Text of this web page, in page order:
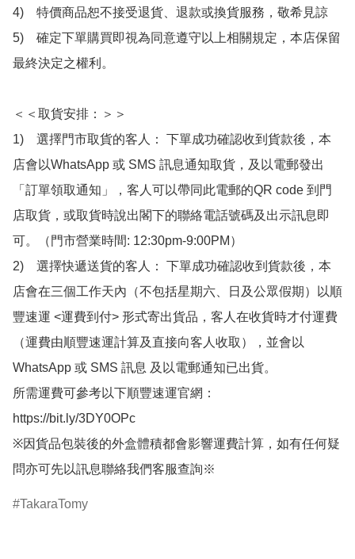
4)　特價商品恕不接受退貨、退款或換貨服務，敬希見諒
5)　確定下單購買即視為同意遵守以上相關規定，本店保留
最終決定之權利。
＜＜取貨安排：＞＞
1)　選擇門市取貨的客人： 下單成功確認收到貨款後，本
店會以WhatsApp 或 SMS 訊息通知取貨，及以電郵發出
「訂單領取通知」，客人可以帶同此電郵的QR code 到門
店取貨，或取貨時說出閣下的聯絡電話號碼及出示訊息即
可。（門市營業時間: 12:30pm-9:00PM）
2)　選擇快遞送貨的客人： 下單成功確認收到貨款後，本
店會在三個工作天內（不包括星期六、日及公眾假期）以順
豐速運 <運費到付> 形式寄出貨品，客人在收貨時才付運費
（運費由順豐速運計算及直接向客人收取），並會以
WhatsApp 或 SMS 訊息 及以電郵通知已出貨。
所需運費可參考以下順豐速運官網：
https://bit.ly/3DY0OPc
※因貨品包裝後的外盒體積都會影響運費計算，如有任何疑
問亦可先以訊息聯絡我們客服查詢※
TakaraTomy